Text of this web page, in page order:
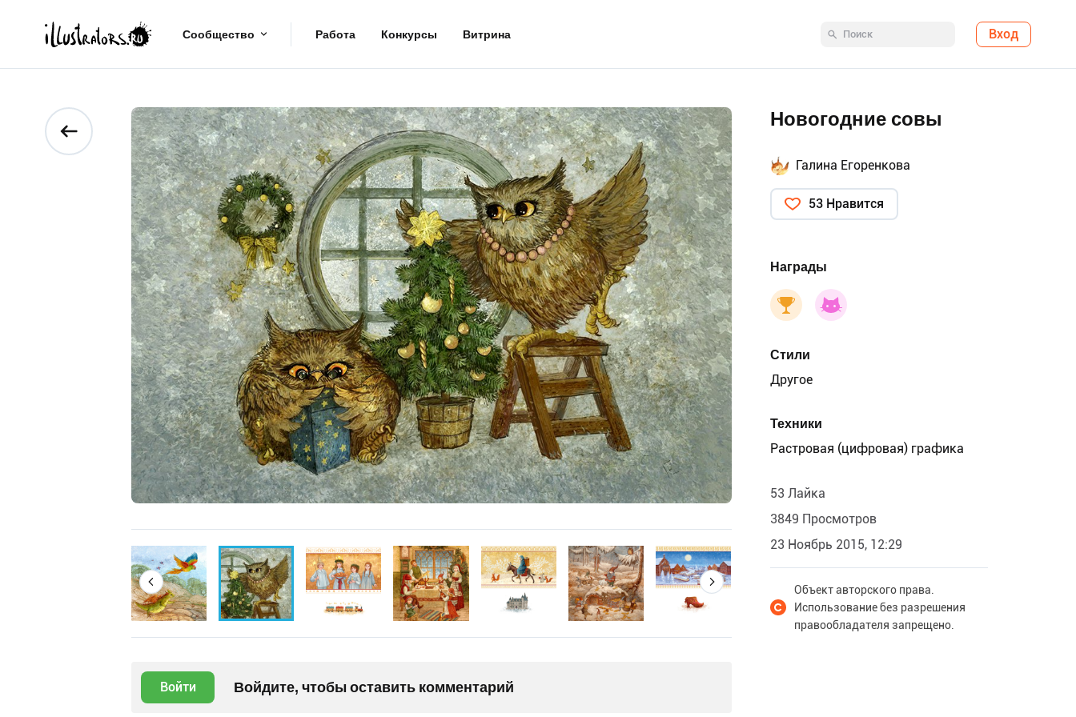
Сообщество Работа Конкурсы Витрина Вход
Войти Войдите, чтобы оставить комментарий
Новогодние совы
Галина Егоренкова
53 Нравится
Награды
Стили
Другое
Техники
Растровая (цифровая) графика
53 Лайка
3849 Просмотров
23 Ноябрь 2015, 12:29
Объект авторского права.
Использование без разрешения
правообладателя запрещено.